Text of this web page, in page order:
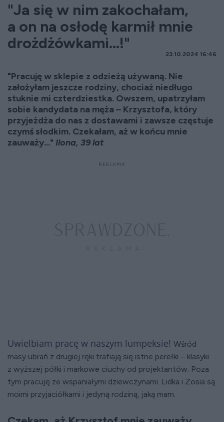
"Ja się w nim zakochałam,
a on na osłodę karmił mnie
drożdżówkami...!"
23.10.2024 16:46
"Pracuję w sklepie z odzieżą używaną. Nie
założyłam jeszcze rodziny, chociaż niedługo
stuknie mi czterdziestka. Owszem, upatrzyłam
sobie kandydata na męża – Krzysztofa, który
przyjeżdża do nas z dostawami i zawsze częstuje
czymś słodkim. Czekałam, aż w końcu mnie
zauważy..." Ilona, 39 lat
Uwielbiam pracę w naszym lumpeksie! Wśród
masy ubrań z drugiej ręki trafiają się istne perełki – klasyki
z wyższej półki i markowe ciuchy od projektantów. Poza
tym pracuję ze wspaniałymi dziewczynami. Lidka i Zosia są
moimi przyjaciółkami i jedyną rodziną, jaką mam.